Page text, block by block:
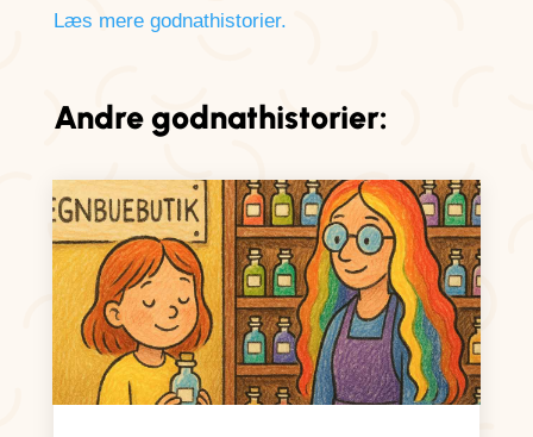
Læs mere godnathistorier.
Andre godnathistorier: